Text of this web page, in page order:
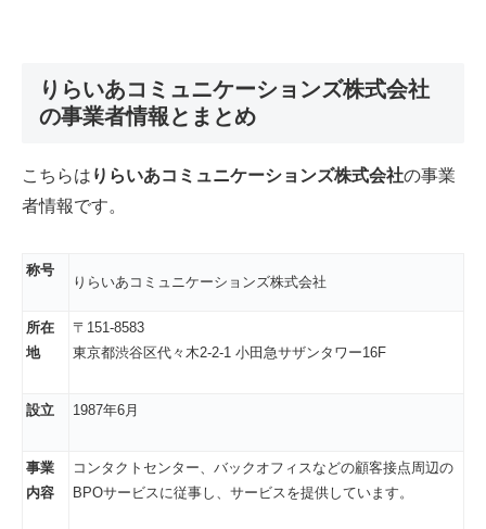
りらいあコミュニケーションズ株式会社
の事業者情報とまとめ
こちらは りらいあコミュニケーションズ株式会社の事業
者情報です。
称号
りらいあコミュニケーションズ株式会社
所在
地
〒151-8583
東京都渋谷区代々木2-2-1 小田急サザンタワー16F
設立 1987年6月
事業
内容
コンタクトセンター、バックオフィスなどの顧客接点周辺の
BPOサービスに従事し、サービスを提供しています。